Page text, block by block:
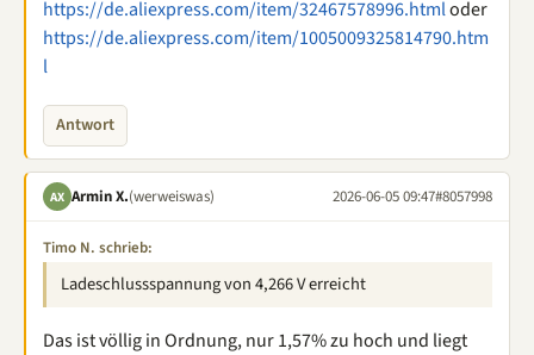
https://de.aliexpress.com/item/32467578996.htmloder
https://de.aliexpress.com/item/1005009325814790.htm
l
Antwort
AX Armin X.(werweiswas) 2026-06-05 09:47#8057998
Timo N. schrieb:
Ladeschlussspannung von 4,266 V erreicht
Das ist völlig in Ordnung, nur 1,57% zu hoch und liegt